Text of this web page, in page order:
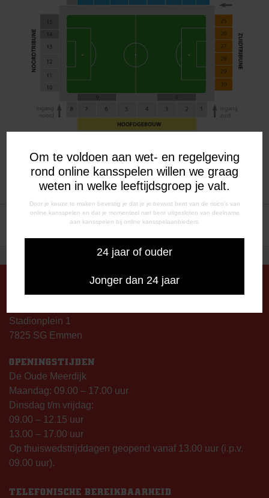
Om te voldoen aan wet- en regelgeving
rond online kansspelen willen we graag
weten in welke leeftijdsgroep je valt.
Door je keuze te maken bevestig je dat je je bewust bent van de risico's van
online kansspelen en dat je momenteel niet bent uitgesloten van deelname
aan kansspelen bij online kansspelaanbieders.
24 jaar of ouder
Jonger dan 24 jaar
BERICHT
NAVIGATIE
Voetjebal in het najaar
Historie SC Cambuur – FC
Stadionplein 1
7825 SG Emmen
OPENINGSTIJDEN
De Oude Meerdijk
Maandag: 09.00 – 17.00 uur
Dinsdag t/m vrijdag:
09.00 – 12.15 uur
13.00 – 17.00 uur
Op thuiswedstrijddagen geopend vanaf 13.00 uur (i.p.v.
09.00 uur).
TELEFONISCHE BEREIKBAARHEID